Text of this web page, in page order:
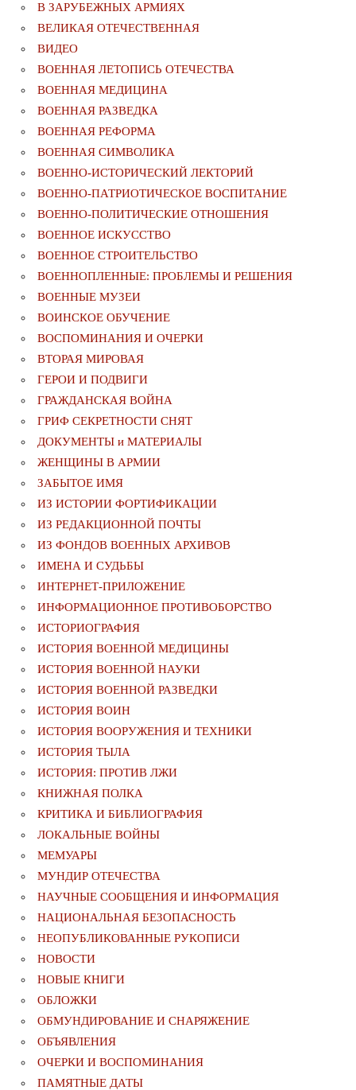
В ЗАРУБЕЖНЫХ АРМИЯХ
ВЕЛИКАЯ ОТЕЧЕСТВЕННАЯ
ВИДЕО
ВОЕННАЯ ЛЕТОПИСЬ ОТЕЧЕСТВА
ВОЕННАЯ МЕДИЦИНА
ВОЕННАЯ РАЗВЕДКА
ВОЕННАЯ РЕФОРМА
ВОЕННАЯ СИМВОЛИКА
ВОЕННО-ИСТОРИЧЕСКИЙ ЛЕКТОРИЙ
ВОЕННО-ПАТРИОТИЧЕСКОЕ ВОСПИТАНИЕ
ВОЕННО-ПОЛИТИЧЕСКИE ОТНОШЕНИЯ
ВОЕННОЕ ИСКУССТВО
ВОЕННОЕ СТРОИТЕЛЬСТВО
ВОЕННОПЛЕННЫЕ: ПРОБЛЕМЫ И РЕШЕНИЯ
ВОЕННЫЕ МУЗЕИ
ВОИНСКОЕ ОБУЧЕНИЕ
ВОСПОМИНАНИЯ И ОЧЕРКИ
ВТОРАЯ МИРОВАЯ
ГЕРОИ И ПОДВИГИ
ГРАЖДАНСКАЯ ВОЙНА
ГРИФ СЕКРЕТНОСТИ СНЯТ
ДОКУМЕНТЫ и МАТЕРИАЛЫ
ЖЕНЩИНЫ В АРМИИ
ЗАБЫТОЕ ИМЯ
ИЗ ИСТОРИИ ФОРТИФИКАЦИИ
ИЗ РЕДАКЦИОННОЙ ПОЧТЫ
ИЗ ФОНДОВ ВОЕННЫХ АРХИВОВ
ИМЕНА И СУДЬБЫ
ИНТЕРНЕТ-ПРИЛОЖЕНИЕ
ИНФОРМАЦИОННОЕ ПРОТИВОБОРСТВО
ИСТОРИОГРАФИЯ
ИСТОРИЯ ВОЕННОЙ МЕДИЦИНЫ
ИСТОРИЯ ВОЕННОЙ НАУКИ
ИСТОРИЯ ВОЕННОЙ РАЗВЕДКИ
ИСТОРИЯ ВОИН
ИСТОРИЯ ВООРУЖЕНИЯ И ТЕХНИКИ
ИСТОРИЯ ТЫЛА
ИСТОРИЯ: ПРОТИВ ЛЖИ
КНИЖНАЯ ПОЛКА
КРИТИКА И БИБЛИОГРАФИЯ
ЛОКАЛЬНЫЕ ВОЙНЫ
МЕМУАРЫ
МУНДИР ОТЕЧЕСТВА
НАУЧНЫЕ СООБЩЕНИЯ И ИНФОРМАЦИЯ
НАЦИОНАЛЬНАЯ БЕЗОПАСНОСТЬ
НЕОПУБЛИКОВАННЫЕ РУКОПИСИ
НОВОСТИ
НОВЫЕ КНИГИ
ОБЛОЖКИ
ОБМУНДИРОВАНИЕ И СНАРЯЖЕНИЕ
ОБЪЯВЛЕНИЯ
ОЧЕРКИ И ВОСПОМИНАНИЯ
ПАМЯТНЫЕ ДАТЫ